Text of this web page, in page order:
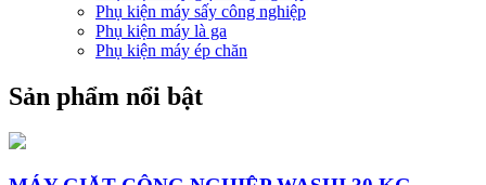
Phụ kiện máy sấy công nghiệp
Phụ kiện máy là ga
Phụ kiện máy ép chăn
Sản phẩm nổi bật